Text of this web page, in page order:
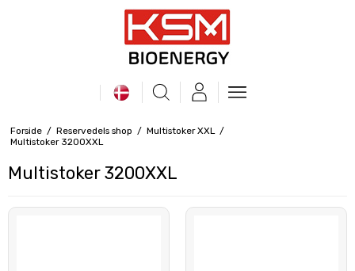
Forside / Reservedels shop / Multistoker XXL /
Multistoker 3200XXL
Multistoker 3200XXL